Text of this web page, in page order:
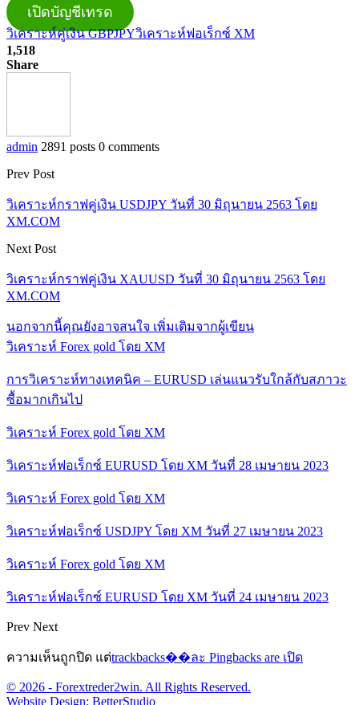
เปิดบัญชีเทรด
วิเคราะห์คู่เงิน GBPJPYวิเคราะห์ฟอเร็กซ์ XM
1,518
Share
admin 2891 posts 0 comments
Prev Post
วิเคราะห์กราฟคู่เงิน USDJPY วันที่ 30 มิถุนายน 2563 โดย
XM.COM
Next Post
วิเคราะห์กราฟคู่เงิน XAUUSD วันที่ 30 มิถุนายน 2563 โดย
XM.COM
นอกจากนี้คุณยังอาจสนใจ เพิ่มเติมจากผู้เขียน
วิเคราะห์ Forex gold โดย XM
การวิเคราะห์ทางเทคนิค – EURUSD เล่นแนวรับใกล้กับสภาวะ
ซื้อมากเกินไป
วิเคราะห์ Forex gold โดย XM
วิเคราะห์ฟอเร็กซ์ EURUSD โดย XM วันที่ 28 เมษายน 2023
วิเคราะห์ Forex gold โดย XM
วิเคราะห์ฟอเร็กซ์ USDJPY โดย XM วันที่ 27 เมษายน 2023
วิเคราะห์ Forex gold โดย XM
วิเคราะห์ฟอเร็กซ์ EURUSD โดย XM วันที่ 24 เมษายน 2023
Prev Next
ความเห็นถูกปิด แต่trackbacks��ละ Pingbacks are เปิด
© 2026 - Forextreder2win. All Rights Reserved.
Website Design: BetterStudio